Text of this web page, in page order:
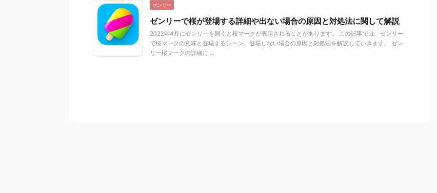
ゼンリー
ゼンリーで桜が登場する詳細や出ない場合の原因と対処法に関して解説
2022年4月にゼンリ―を開くと桜マークが表示されることがあります。 この記事では、ゼンリー
で桜マークの意味と登場するシーン、登場しない場合の原因と対処法を解説していきます。 ゼン
リー桜マークの詳細に ...